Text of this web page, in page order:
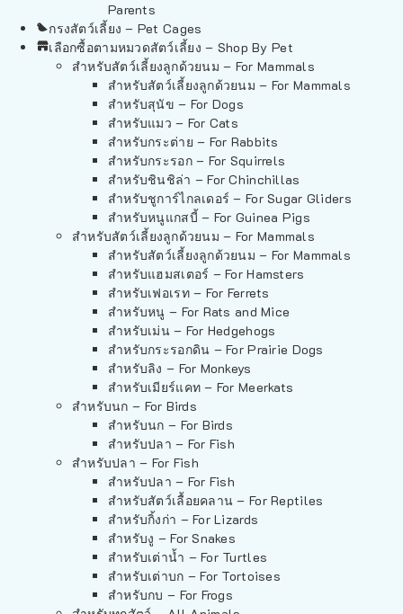
Parents
กรงสัตว์เลี้ยง – Pet Cages
เลือกซื้อตามหมวดสัตว์เลี้ยง – Shop By Pet
สำหรับสัตว์เลี้ยงลูกด้วยนม – For Mammals
สำหรับสัตว์เลี้ยงลูกด้วยนม – For Mammals
สำหรับสุนัข – For Dogs
สำหรับแมว – For Cats
สำหรับกระต่าย – For Rabbits
สำหรับกระรอก – For Squirrels
สำหรับชินชิล่า – For Chinchillas
สำหรับชูการ์ไกลเดอร์ – For Sugar Gliders
สำหรับหนูแกสบี้ – For Guinea Pigs
สำหรับสัตว์เลี้ยงลูกด้วยนม – For Mammals
สำหรับสัตว์เลี้ยงลูกด้วยนม – For Mammals
สำหรับแฮมสเตอร์ – For Hamsters
สำหรับเฟอเรท – For Ferrets
สำหรับหนู – For Rats and Mice
สำหรับเม่น – For Hedgehogs
สำหรับกระรอกดิน – For Prairie Dogs
สำหรับลิง – For Monkeys
สำหรับเมียร์แคท – For Meerkats
สำหรับนก – For Birds
สำหรับนก – For Birds
สำหรับปลา – For Fish
สำหรับปลา – For Fish
สำหรับปลา – For Fish
สำหรับสัตว์เลื้อยคลาน – For Reptiles
สำหรับกิ้งก่า – For Lizards
สำหรับงู – For Snakes
สำหรับเต่าน้ำ – For Turtles
สำหรับเต่าบก – For Tortoises
สำหรับกบ – For Frogs